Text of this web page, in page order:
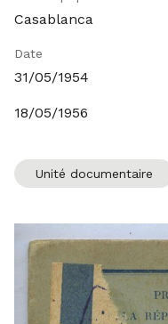
Casablanca
Date
31/05/1954
18/05/1956
Unité documentaire